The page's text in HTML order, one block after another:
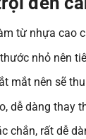
từ nhựa cao
nhỏ nên
mắt nên sẽ
dễ dàng thay
chắn, rất dễ